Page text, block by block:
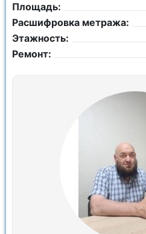
Площадь:
Расшифровка метража:
Этажность:
Ремонт: